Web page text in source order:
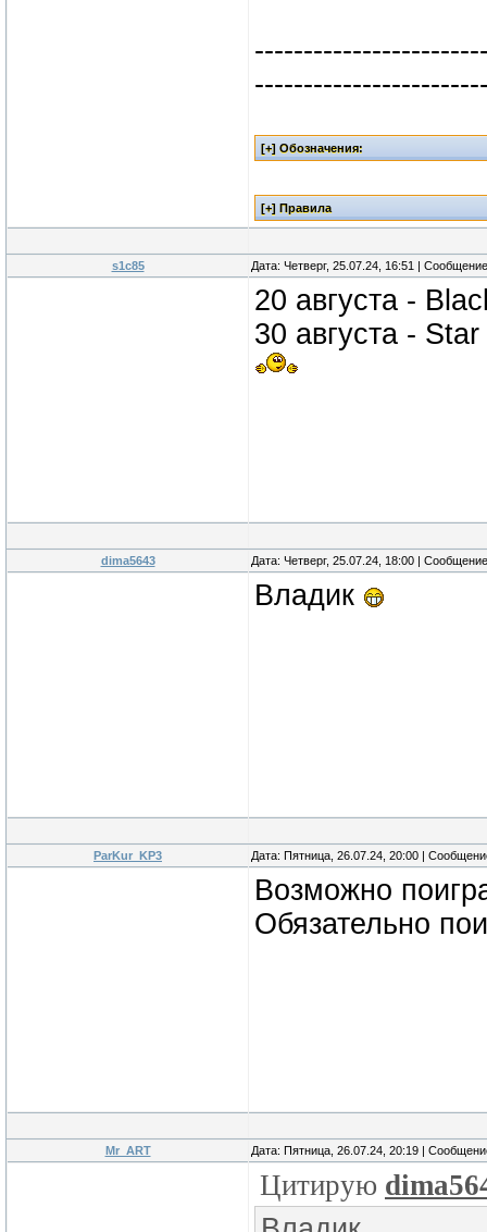
s1c85 Дата: Четверг, 25.07.24, 16:51 |
20 августа -
30 августа -
dima5643 Дата: Четверг, 25.07.24, 18:00 |
Владик
ParKur_KP3 Дата: Пятница, 26.07.24, 20:00 |
Возможно
Обязательно
Mr_ART Дата: Пятница, 26.07.24, 20:19 |
Цитирую